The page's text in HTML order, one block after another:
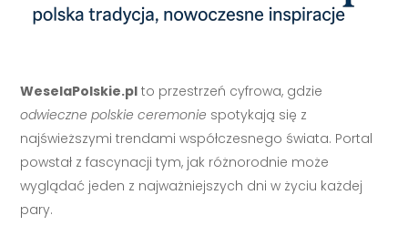
WeselaPolskie.pl to przestrzeń cyfrowa, gdzie
odwieczne polskie ceremonie spotykają się z
najświeższymi trendami współczesnego świata. Portal
powstał z fascynacji tym, jak różnorodnie może
wyglądać jeden z najważniejszych dni w życiu każdej
pary.